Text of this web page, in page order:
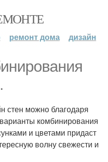
ремонт дома дизайн
стен можно благодаря
комбинирования
и цветами придаст
волну свежести и